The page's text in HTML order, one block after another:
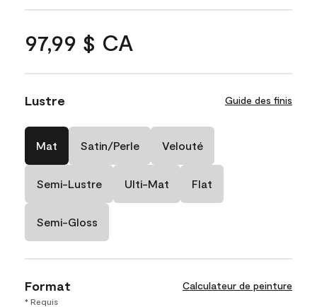
97,99 $ CA
Lustre Guide des finis
Mat Satin/Perle Velouté
Semi-Lustre Ulti-Mat Flat
Semi-Gloss
Format Calculateur de peinture
* Requis